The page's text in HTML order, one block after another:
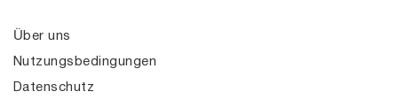
Über uns
Nutzungsbedingungen
Datenschutz